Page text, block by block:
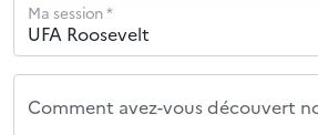
Ma session *
Comment avez-vous découvert